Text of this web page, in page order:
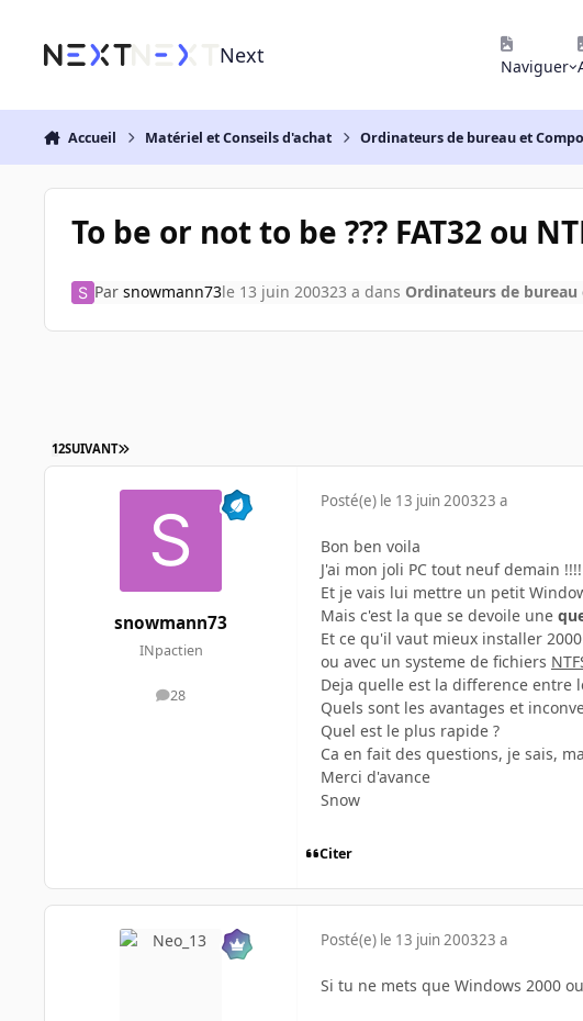
Next Naviguer
Accueil Matériel et Conseils d'achat Ordinateurs de bureau et
To be or not to be ??? FAT32 ou
Par snowmann73le 13 juin 200323 a dans Ordinateurs de
12SUIVANT
snowmann73
INpactien
28
messages
Posté(e) le 13 juin 200323 a
Bon ben voila
J'ai mon joli PC tout neuf demain !!!!
Et je vais lui mettre un petit
Mais c'est la que se devoile une
Et ce qu'il vaut mieux installer
ou avec un systeme de fichiers
Deja quelle est la difference entre
Quels sont les avantages et
Quel est le plus rapide ?
Ca en fait des questions, je sais,
Merci d'avance
Snow
Citer
Posté(e) le 13 juin 200323 a
Si tu ne mets que Windows 2000